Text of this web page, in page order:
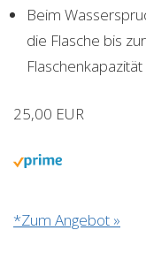
Beim
die Flasche bis
25,00 EUR
*Zum Angebot »